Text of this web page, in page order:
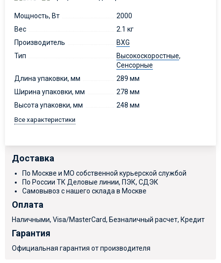
Мощность, Вт
2000
Вес
2.1 кг
Производитель
BXG
Тип
Высокоскоростные,
Сенсорные
Длина упаковки, мм
289 мм
Ширина упаковки, мм
278 мм
Высота упаковки, мм
248 мм
Все характеристики
Доставка
По Москве и МО собственной курьерской службой
По России ТК Деловые линии, ПЭК, СДЭК
Самовывоз с нашего склада в Москве
Оплата
Наличными, Visa/MasterCard, Безналичный расчет, Кредит
Гарантия
Официальная гарантия от производителя